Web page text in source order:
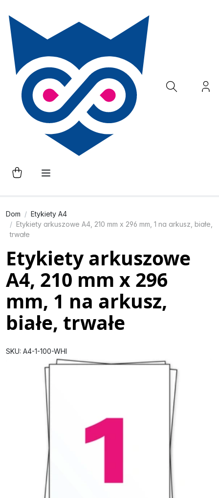
Dom
Etykiety A4
Etykiety arkuszowe A4, 210 mm x 296 mm, 1 na arkusz, białe,
trwałe
Etykiety arkuszowe
A4, 210 mm x 296
mm, 1 na arkusz,
białe, trwałe
SKU: A4-1-100-WHI